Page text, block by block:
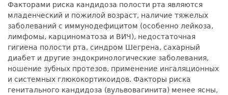
Факторами риска кандидоза полости рта являются
младенческий и пожилой возраст, наличие тяжелых
заболеваний с иммунодефицитом (особенно лейкоза,
лимфомы, карциноматоза и ВИЧ), недостаточная
гигиена полости рта, синдром Шегрена, сахарный
диабет и другие эндокринологические заболевания,
ношение зубных протезов, применение ингаляционных
и системных глюкокортикоидов. Факторы риска
генитального кандидоза (вульвовагинита) менее ясны,